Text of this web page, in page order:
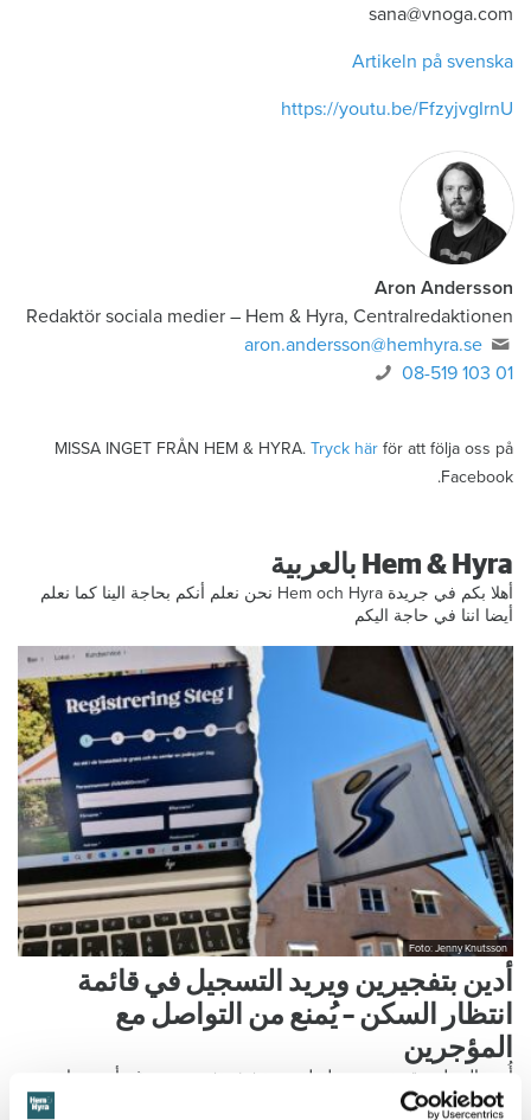
sana@vnoga.com
Artikeln på svenska
https://youtu.be/FfzyjvgIrnU
Aron Andersson
Redaktör sociala medier – Hem & Hyra, Centralredaktionen
aron.andersson@hemhyra.se
08-519 103 01
MISSA INGET FRÅN HEM & HYRA. Tryck här för att följa oss på
Facebook.
Hem & Hyra بالعربية
أهلا بكم في جريدة Hem och Hyra نحن نعلم أنكم بحاجة الينا كما نعلم
أيضا اننا في حاجة اليكم
Foto: Jenny Knutsson
أدين بتفجيرين ويريد التسجيل في قائمة
انتظار السكن – يُمنع من التواصل مع
المؤجرين
أُدين الرجل بعقوبة سجن طويلة بعد تنفيذه تفجيرين. ورغم أن سنوات
عديدة لا تزال تفصله عن إمكانية الإفراج المشروط، فإنه يريد الحصول